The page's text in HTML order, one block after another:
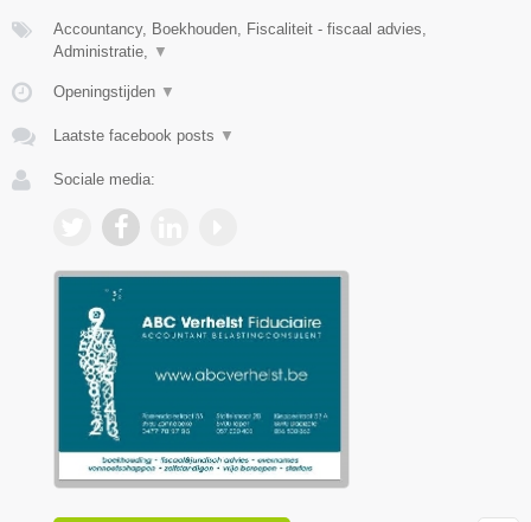
Accountancy, Boekhouden, Fiscaliteit - fiscaal advies,
Administratie, ▼
Openingstijden ▼
Laatste facebook posts ▼
Sociale media: